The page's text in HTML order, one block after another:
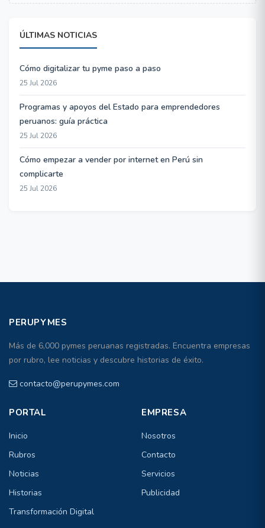
ÚLTIMAS NOTICIAS
Cómo digitalizar tu pyme paso a paso
25 Jul 2026
Programas y apoyos del Estado para emprendedores
peruanos: guía práctica
25 Jul 2026
Cómo empezar a vender por internet en Perú sin
complicarte
25 Jul 2026
PERUPYMES
Más de 6,000 pymes peruanas registradas. Encuentra empresas
por rubro, lee noticias y descubre historias de éxito.
contacto@perupymes.com
PORTAL
Inicio
Rubros
Noticias
Historias
Transformación Digital
EMPRESA
Nosotros
Contacto
Servicios
Publicidad